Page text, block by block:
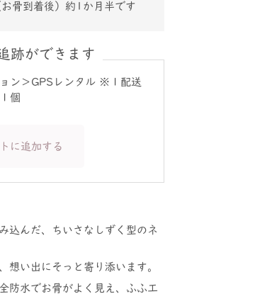
お骨到着後）約1か月半です
跡ができます
ン＞GPSレンタル ※１配送
個
に追加する
込んだ、ちいさなしずく型のネ
想い出にそっと寄り添います。
防水でお骨がよく見え、ふふ工